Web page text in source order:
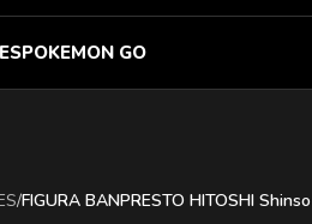
POKEMON GO
/FIGURA BANPRESTO HITOSHI Shinso